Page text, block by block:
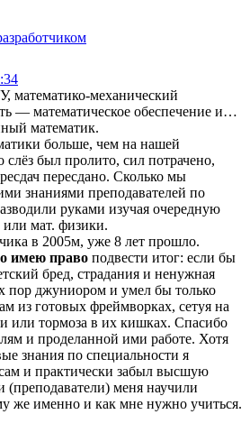
математико-механический
— математическое обеспечение и…
математик.
больше, чем на нашей
слёз был пролито, сил потрачено,
пересдано. Сколько мы
знаниями преподавателей по
руками изучая очередную
или мат. физики.
в 2005м, уже 8 лет прошло.
имею право подвести итог: если бы
бред, страдания и ненужная
пор джуниором и умел бы только
из готовых фреймворках, сетуя на
или тормоза в их кишках. Спасибо
и проделанной ими работе. Хотя
знания по специальности я
и практически забыл высшую
(преподаватели) меня научили
же именно и как мне нужно учиться.